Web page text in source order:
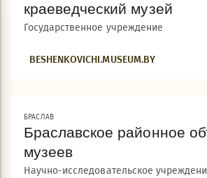
краеведческий музей
Государственное учреждение
BESHENKOVICHI.MUSEUM.BY
БРАСЛАВ
Браславское районное
музеев
Научно-исследовательское